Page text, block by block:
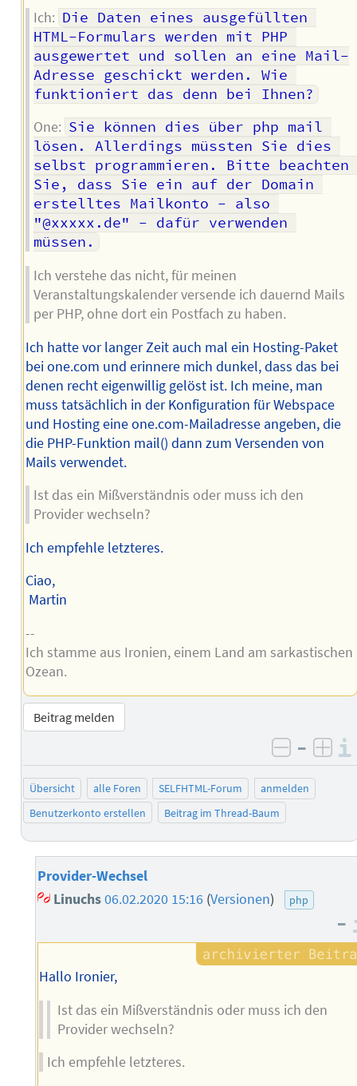
Ich: Die Daten eines ausgefüllten
HTML-Formulars werden mit PHP
ausgewertet und sollen an eine Mail-
Adresse geschickt werden. Wie
funktioniert das denn bei Ihnen?
One: Sie können dies über php mail
lösen. Allerdings müssten Sie dies
selbst programmieren. Bitte beachten
Sie, dass Sie ein auf der Domain
erstelltes Mailkonto - also
"@xxxxx.de" - dafür verwenden
müssen.
Ich verstehe das nicht, für meinen
Veranstaltungskalender versende ich dauernd Mails
per PHP, ohne dort ein Postfach zu haben.
Ich hatte vor langer Zeit auch mal ein Hosting-Paket
bei one.com und erinnere mich dunkel, dass das bei
denen recht eigenwillig gelöst ist. Ich meine, man
muss tatsächlich in der Konfiguration für Webspace
und Hosting eine one.com-Mailadresse angeben, die
die PHP-Funktion mail() dann zum Versenden von
Mails verwendet.
Ist das ein Mißverständnis oder muss ich den
Provider wechseln?
Ich empfehle letzteres.
Ciao,
Martin
--
Ich stamme aus Ironien, einem Land am sarkastischen
Ozean.
Beitrag melden
negativ
–
Übersicht alle Foren SELFHTML-Forum
anmelden
Benutzerkonto erstellen
Beitrag im Thread-Baum
Provider-Wechsel
Linuchs06.02.2020 15:16 (Versionen) php
–
Hallo Ironier,
Ist das ein Mißverständnis oder muss ich den
Provider wechseln?
Ich empfehle letzteres.